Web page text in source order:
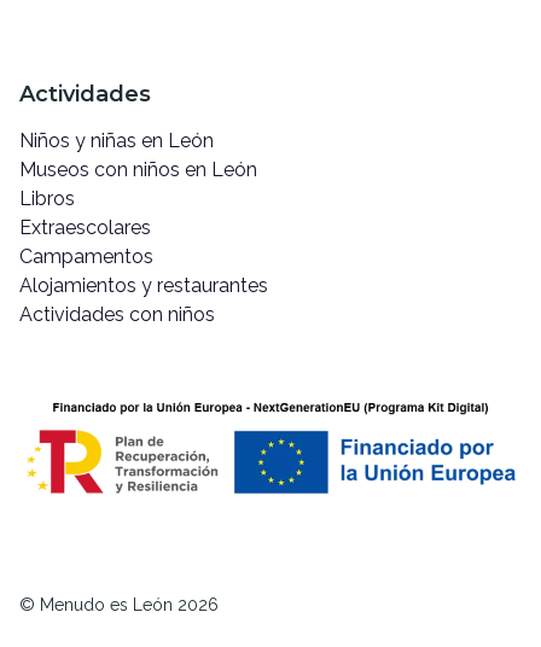
Actividades
Niños y niñas en León
Museos con niños en León
Libros
Extraescolares
Campamentos
Alojamientos y restaurantes
Actividades con niños
© Menudo es León 2026